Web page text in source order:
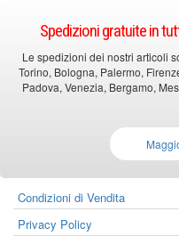
Spedizioni gratuite in
Le spedizioni dei nostri articoli
Torino, Bologna, Palermo,
Padova, Venezia, Bergamo,
Condizioni di Vendita
Privacy Policy